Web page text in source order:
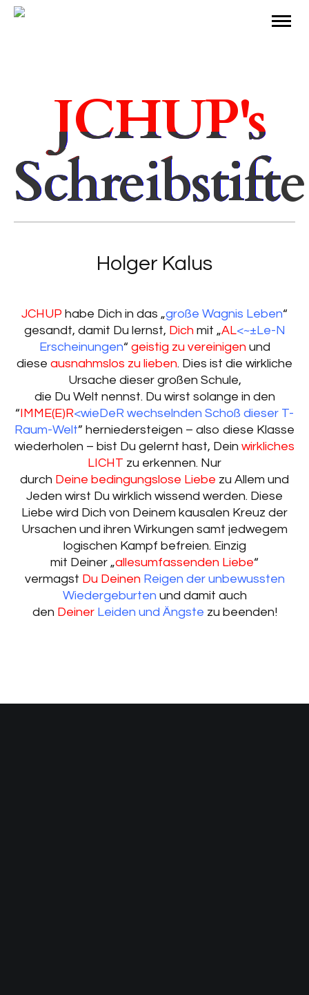
JCHUP's
Schreibstifte
Holger Kalus
JCHUP habe Dich in das „große Wagnis Leben“
gesandt, damit Du lernst, Dich mit „AL<~±Le-N
Erscheinungen“ geistig zu vereinigen und
diese ausnahmslos zu lieben. Dies ist die wirkliche
Ursache dieser großen Schule,
die Du Welt nennst. Du wirst solange in den
“IMME(E)R<wieDeR wechselnden Schoß dieser T-
Raum-Welt” herniedersteigen – also diese Klasse
wiederholen – bist Du gelernt hast, Dein wirkliches
LICHT zu erkennen. Nur
durch Deine bedingungslose Liebe zu Allem und
Jeden wirst Du wirklich wissend werden. Diese
Liebe wird Dich von Deinem kausalen Kreuz der
Ursachen und ihren Wirkungen samt jedwegem
logischen Kampf befreien. Einzig
mit Deiner „allesumfassenden Liebe“
vermagst Du Deinen Reigen der unbewussten
Wiedergeburten und damit auch
den Deiner Leiden und Ängste zu beenden!